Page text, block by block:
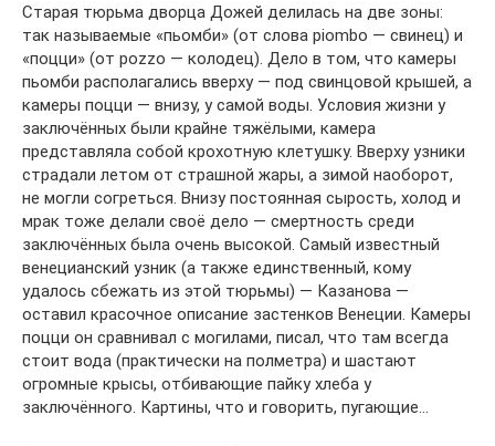
Старая тюрьма дворца Дожей делилась на две зоны:
так называемые «пьомби» (от слова piombo — свинец) и
«поцци» (от pozzo — колодец). Дело в том, что камеры
пьомби располагались вверху — под свинцовой крышей, а
камеры поцци — внизу, у самой воды. Условия жизни у
заключённых были крайне тяжёлыми, камера
представляла собой крохотную клетушку. Вверху узники
страдали летом от страшной жары, а зимой наоборот,
не могли согреться. Внизу постоянная сырость, холод и
мрак тоже делали своё дело — смертность среди
заключённых была очень высокой. Самый известный
венецианский узник (а также единственный, кому
удалось сбежать из этой тюрьмы) — Казанова —
оставил красочное описание застенков Венеции. Камеры
поцци он сравнивал с могилами, писал, что там всегда
стоит вода (практически на полметра) и шастают
огромные крысы, отбивающие пайку хлеба у
заключённого. Картины, что и говорить, пугающие…